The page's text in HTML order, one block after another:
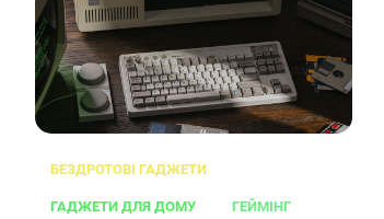
БЕЗДРОТОВІ ГАДЖЕТИ
ГАДЖЕТИ ДЛЯ ДОМУ ГЕЙМІНГ